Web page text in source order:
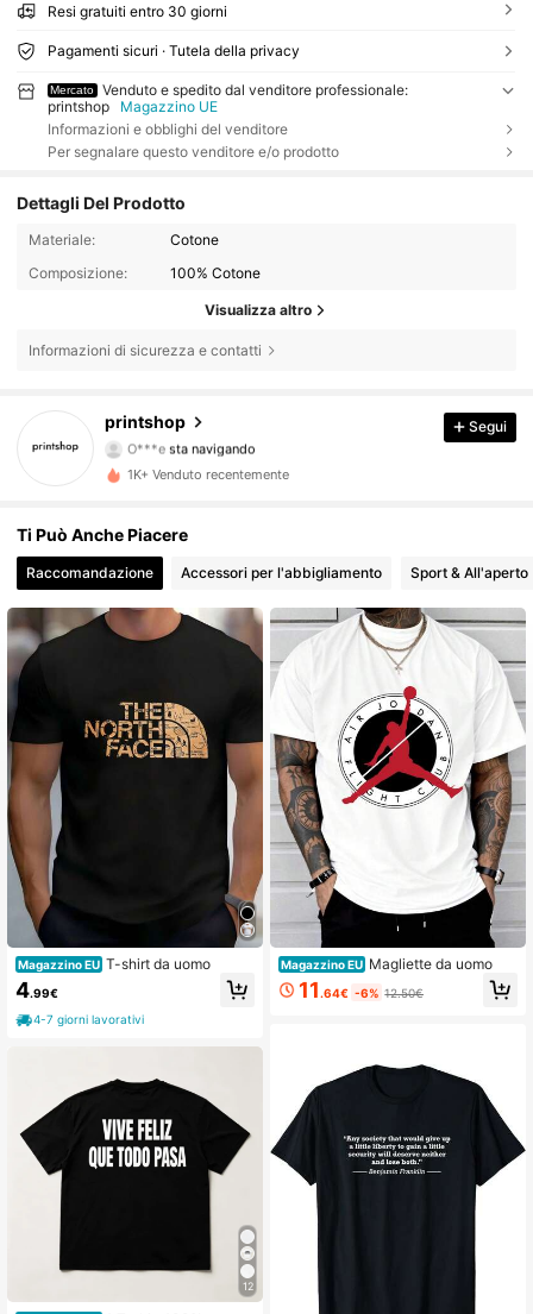
Resi gratuiti entro 30 giorni
Pagamenti sicuri · Tutela della privacy
Mercato
Venduto e spedito dal venditore professionale:
printshop
Magazzino UE
Informazioni e obblighi del venditore
Per segnalare questo venditore e/o prodotto
Dettagli Del Prodotto
Materiale:
Cotone
Composizione:
100% Cotone
Visualizza altro
Informazioni di sicurezza e contatti
printshop
O***esta navigando
4.65
127 Follower
4.65
4.65 127 Follower
4.65 127 Follower
127 Follower
127 Follower
127 Follower
4.65 127 Follower
Segui
1K+ Venduto recentemente
Ti Può Anche Piacere
Raccomandazione Accessori per l'abbigliamento Sport & All'aperto
Magazzino EU T-shirt da uomo
4.99€
4-7 giorni lavorativi
12
Magazzino EU Magliette da uomo
11 .64€ -6% 12.50€